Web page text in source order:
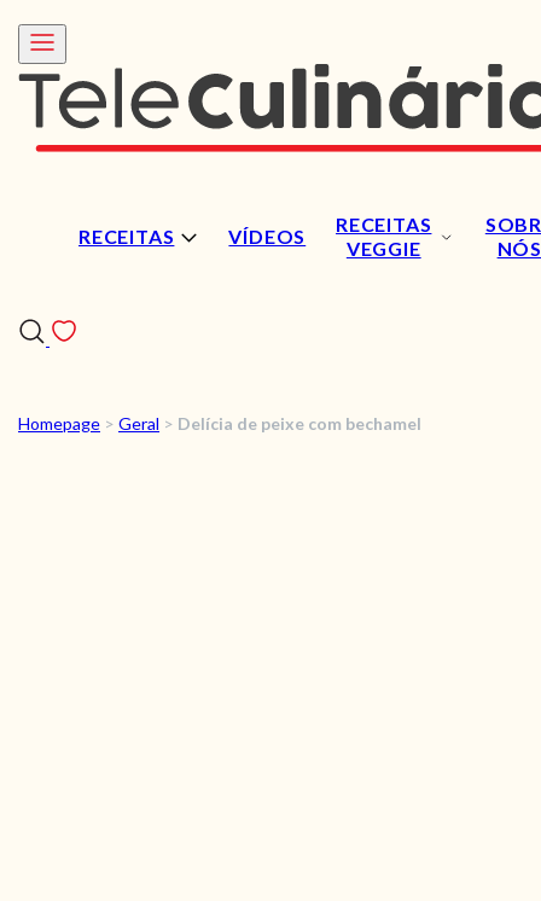
RECEITAS VÍDEOS
RECEITAS
VEGGIE
NÓS
RECEITAS
Homepage > Geral > Delícia de peixe com bechamel